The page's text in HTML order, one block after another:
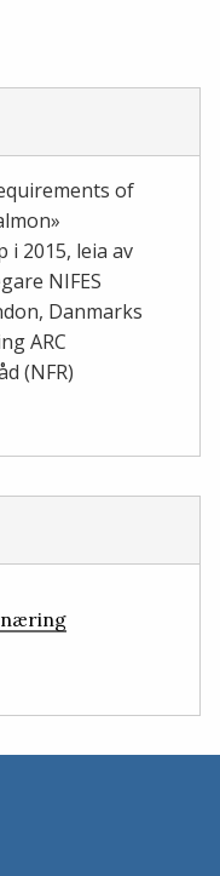
of
2015, leia av
NIFES
Danmarks
ARC
(NFR)